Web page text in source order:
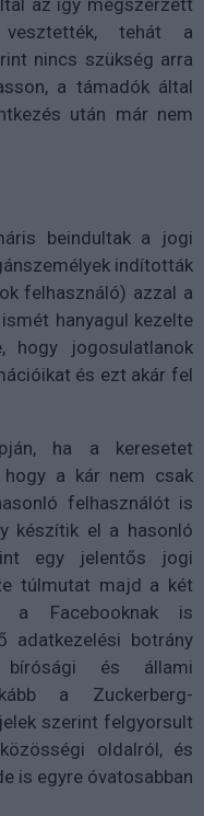
vesztették, tehát a
nincs szükség arra
a támadók által
után már nem
beindultak a jogi
indították
felhasználó) azzal a
hanyagul kezelte
hogy jogosulatlanok
és ezt akár fel
ha a keresetet
hogy a kár nem csak
felhasználót is
készítik el a hasonló
egy jelentős jogi
túlmutat majd a két
a Facebooknak is
adatkezelési botrány
és állami
a Zuckerberg-
szerint felgyorsult
oldalról, és
is egyre óvatosabban